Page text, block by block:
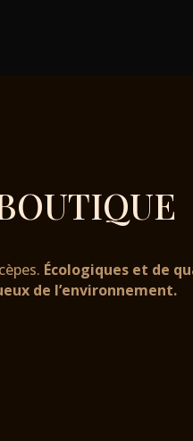
Écologiqueset de
de l’environnement.